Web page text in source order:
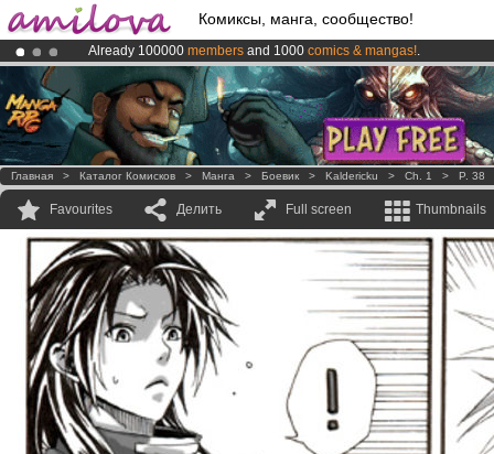
Комиксы, манга, сообщество!
Already 100000 members and 1000 comics & mangas!.
AmilovaKickstarter is now LIVE!.
Premium membership from3.95 euros per month !Get membership
Главная > Каталог Комисков > Манга > Боевик > Kaldericku > Ch. 1 > P. 38
Favourites Делить Full screen Thumbnails